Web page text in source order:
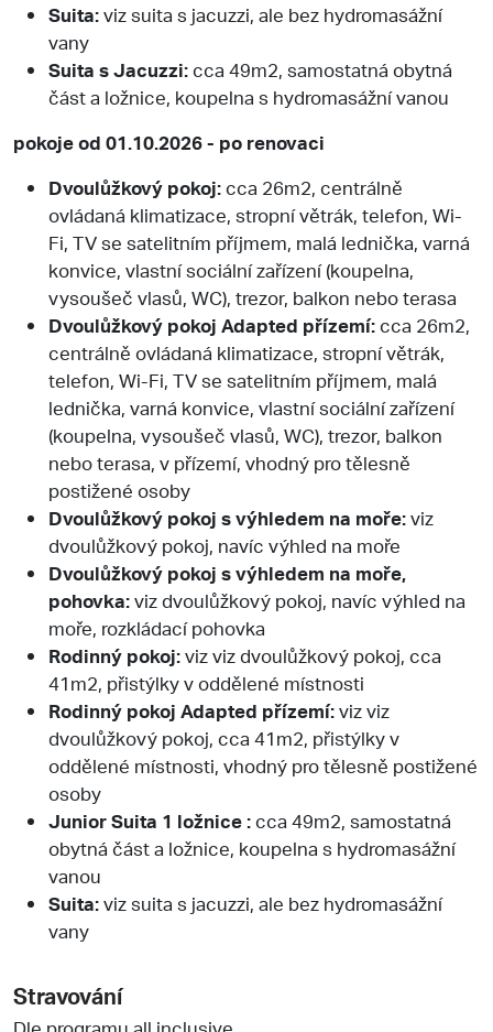
Suita:viz suita s jacuzzi, ale bez hydromasážní
vany
Suita s Jacuzzi:cca 49m2, samostatná obytná
část a ložnice, koupelna s hydromasážní vanou
pokoje od 01.10.2026 - po renovaci
Dvoulůžkový pokoj:cca 26m2, centrálně
ovládaná klimatizace, stropní větrák, telefon, Wi-
Fi, TV se satelitním příjmem, malá lednička, varná
konvice, vlastní sociální zařízení (koupelna,
vysoušeč vlasů, WC), trezor, balkon nebo terasa
Dvoulůžkový pokoj Adapted přízemí:cca 26m2,
centrálně ovládaná klimatizace, stropní větrák,
telefon, Wi-Fi, TV se satelitním příjmem, malá
lednička, varná konvice, vlastní sociální zařízení
(koupelna, vysoušeč vlasů, WC), trezor, balkon
nebo terasa, v přízemí, vhodný pro tělesně
postižené osoby
Dvoulůžkový pokoj s výhledem na moře:viz
dvoulůžkový pokoj, navíc výhled na moře
Dvoulůžkový pokoj s výhledem na moře,
pohovka:viz dvoulůžkový pokoj, navíc výhled na
moře, rozkládací pohovka
Rodinný pokoj:viz viz dvoulůžkový pokoj, cca
41m2, přistýlky v oddělené místnosti
Rodinný pokoj Adapted přízemí:viz viz
dvoulůžkový pokoj, cca 41m2, přistýlky v
oddělené místnosti, vhodný pro tělesně postižené
osoby
Junior Suita 1 ložnice :cca 49m2, samostatná
obytná část a ložnice, koupelna s hydromasážní
vanou
Suita:viz suita s jacuzzi, ale bez hydromasážní
vany
Stravování
Dle programu all inclusive